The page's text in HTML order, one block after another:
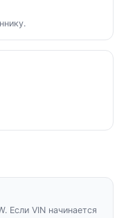
Если VIN начинается